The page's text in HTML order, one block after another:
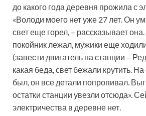
до какого года деревня прожила с
«Володи моего нет уже 27 лет. Он
свет еще горел, – рассказывает
покойник лежал, мужики еще
(завести двигатель на станции –
какая беда, свет бежали крутить.
был, он все детали попропивал.
остатки станции увезли отсюда».
электричества в деревне нет.